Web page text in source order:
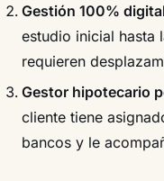
Gestión 100%
estudio inicial hasta
requieren
Gestor hipotecario
cliente tiene
bancos y le